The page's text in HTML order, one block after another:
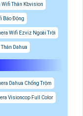
Wifi Thân Kbvision
Báo Động
Wifi Ezviz Ngoài Trời
Thân Dahua
Dahua Chống Trộm
Visioncop Full Color